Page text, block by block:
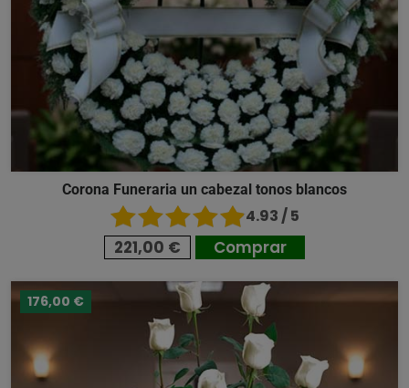
Corona Funeraria un cabezal tonos blancos
4.93 / 5
221,00 € Comprar
176,00 €